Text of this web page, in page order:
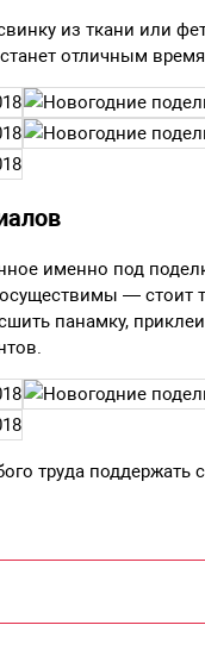
из ткани или
отличным
именно под
— стоит
панамку,
труда